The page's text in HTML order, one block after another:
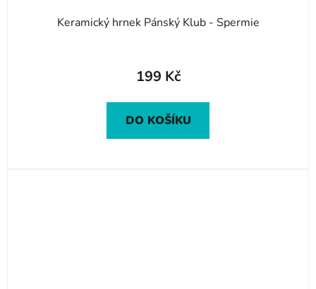
Keramický hrnek Pánský Klub - Spermie
199 Kč
DO KOŠÍKU